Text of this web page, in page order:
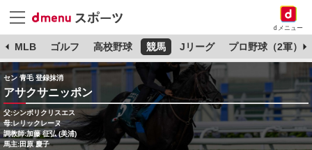
dメニュー
MLB ゴルフ 高校野球 競馬 Jリーグ プロ野球（2軍）
セン 青毛 登録抹消
アサクサニッポン
父:シンボリクリスエス
母:レリックレーヌ
調教師:加藤 征弘 (美浦)
馬主:田原 慶子